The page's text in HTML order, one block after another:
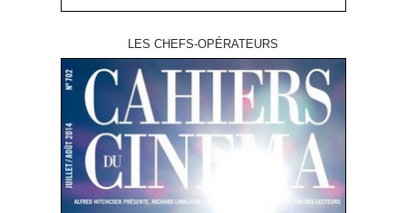
LES CHEFS-OPÉRATEURS